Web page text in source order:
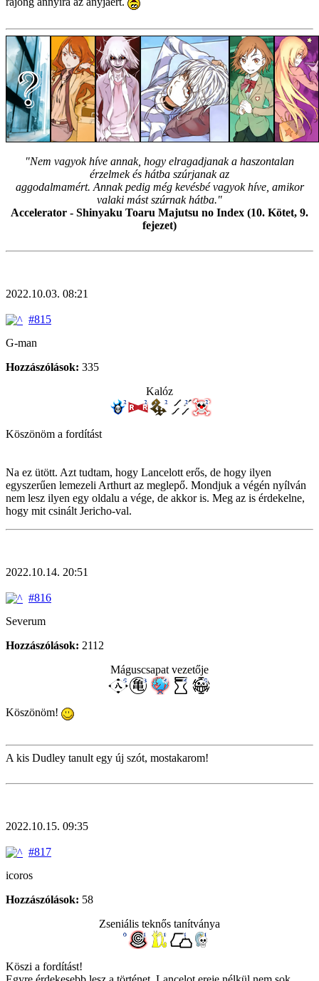
"Nem vagyok híve annak, hogy elragadjanak a haszontalan
érzelmek és hátba szúrjanak az
aggodalmamért. Annak pedig még kevésbé vagyok híve, amikor
valaki mást szúrnak hátba."
Accelerator - Shinyaku Toaru Majutsu no Index (10. Kötet, 9.
fejezet)
2022.10.03. 08:21
#815
G-man
Hozzászólások: 335
Kalóz
Köszönöm a fordítást
Na ez ütött. Azt tudtam, hogy Lancelott erős, de hogy ilyen
egyszerűen lemezeli Arthurt az meglepő. Mondjuk a végén nyílván
nem lesz ilyen egy oldalu a vége, de akkor is. Meg az is érdekelne,
hogy mit csinált Jericho-val.
2022.10.14. 20:51
#816
Severum
Hozzászólások: 2112
Máguscsapat vezetője
Köszönöm!
A kis Dudley tanult egy új szót, mostakarom!
2022.10.15. 09:35
#817
icoros
Hozzászólások: 58
Zseniális teknős tanítványa
Köszi a fordítást!